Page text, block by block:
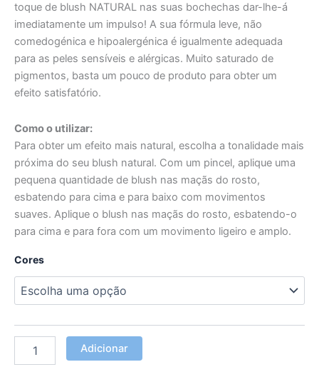
toque de blush NATURAL nas suas bochechas dar-lhe-á
imediatamente um impulso! A sua fórmula leve, não
comedogénica e hipoalergénica é igualmente adequada
para as peles sensíveis e alérgicas. Muito saturado de
pigmentos, basta um pouco de produto para obter um
efeito satisfatório.
Como o utilizar:
Para obter um efeito mais natural, escolha a tonalidade mais
próxima do seu blush natural. Com um pincel, aplique uma
pequena quantidade de blush nas maçãs do rosto,
esbatendo para cima e para baixo com movimentos
suaves. Aplique o blush nas maçãs do rosto, esbatendo-o
para cima e para fora com um movimento ligeiro e amplo.
Cores
Adicionar